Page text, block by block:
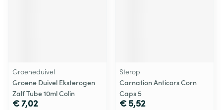
Groeneduivel
Groene Duivel Eksterogen
Zalf Tube 10ml Colin
€ 7,02
Sterop
Carnation Anticors Corn
Caps 5
€ 5,52